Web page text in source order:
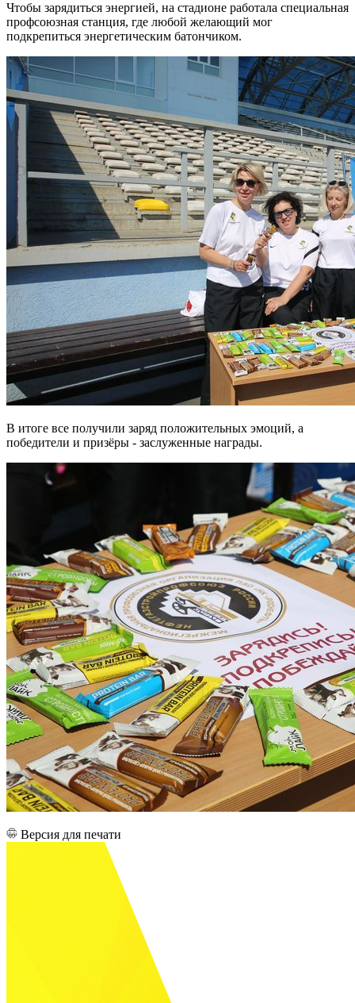
Чтобы зарядиться энергией, на стадионе работала специальная
профсоюзная станция, где любой желающий мог
подкрепиться энергетическим батончиком.
В итоге все получили заряд положительных эмоций, а
победители и призёры - заслуженные награды.
Версия для печати